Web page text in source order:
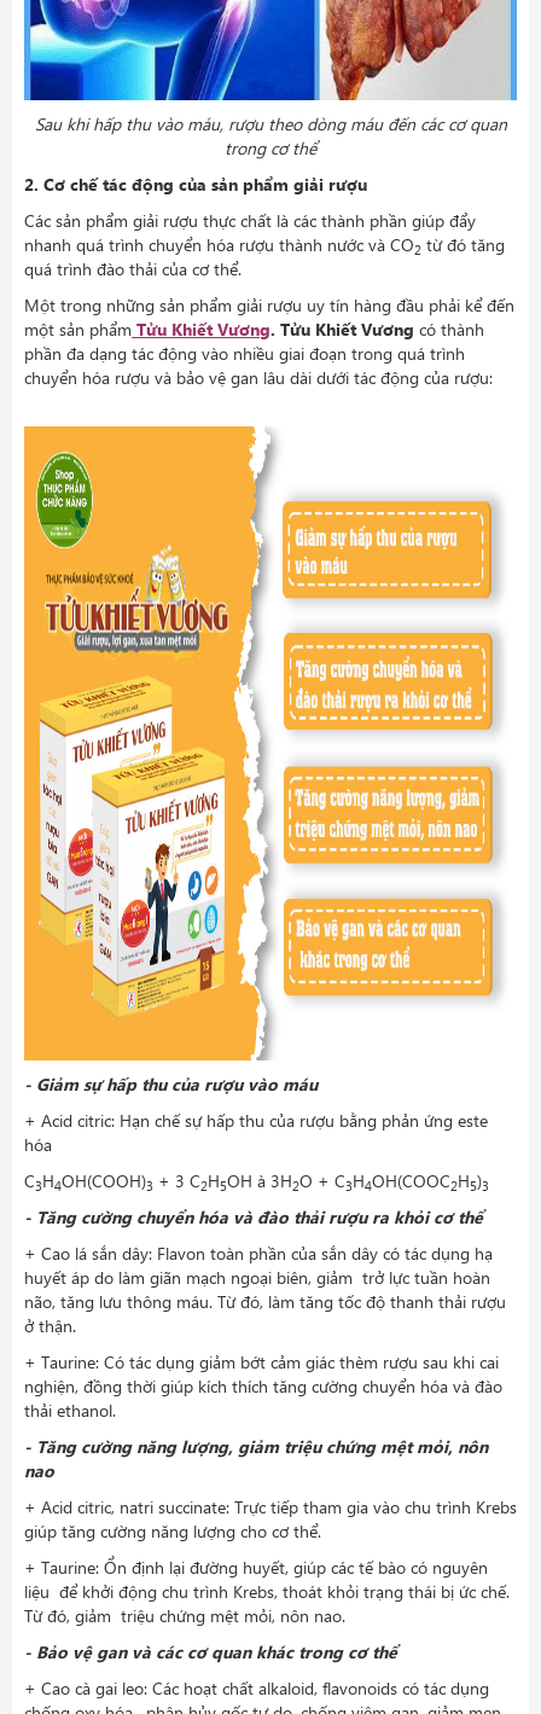
Sau khi hấp thu vào máu, rượu theo dòng máu đến các cơ quan
trong cơ thể
2. Cơ chế tác động của sản phẩm giải rượu
Các sản phẩm giải rượu thực chất là các thành phần giúp đẩy
nhanh quá trình chuyển hóa rượu thành nước và CO2 từ đó tăng
quá trình đào thải của cơ thể.
Một trong những sản phẩm giải rượu uy tín hàng đầu phải kể đến
một sản phẩm Tửu Khiết Vương. Tửu Khiết Vương có thành
phần đa dạng tác động vào nhiều giai đoạn trong quá trình
chuyển hóa rượu và bảo vệ gan lâu dài dưới tác động của rượu:
- Giảm sự hấp thu của rượu vào máu
+ Acid citric: Hạn chế sự hấp thu của rượu bằng phản ứng este
hóa
C3H4OH(COOH)3 + 3 C2H5OH à 3H2O + C3H4OH(COOC2H5)3
- Tăng cường chuyển hóa và đào thải rượu ra khỏi cơ thể
+ Cao lá sắn dây: Flavon toàn phần của sắn dây có tác dụng hạ
huyết áp do làm giãn mạch ngoại biên, giảm trở lực tuần hoàn
não, tăng lưu thông máu. Từ đó, làm tăng tốc độ thanh thải rượu
ở thận.
+ Taurine: Có tác dụng giảm bớt cảm giác thèm rượu sau khi cai
nghiện, đồng thời giúp kích thích tăng cường chuyển hóa và đào
thải ethanol.
- Tăng cường năng lượng, giảm triệu chứng mệt mỏi, nôn
nao
+ Acid citric, natri succinate: Trực tiếp tham gia vào chu trình Krebs
giúp tăng cường năng lượng cho cơ thể.
+ Taurine: Ổn định lại đường huyết, giúp các tế bào có nguyên
liệu để khởi động chu trình Krebs, thoát khỏi trạng thái bị ức chế.
Từ đó, giảm triệu chứng mệt mỏi, nôn nao.
- Bảo vệ gan và các cơ quan khác trong cơ thể
+ Cao cà gai leo: Các hoạt chất alkaloid, flavonoids có tác dụng